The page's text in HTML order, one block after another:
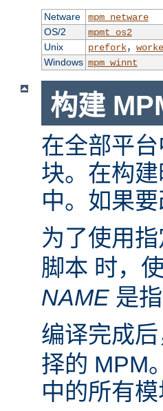
Netware
mpm_netware
OS/2
mpmt_os2
Unix
prefork，
Windows mpm_winnt
构建
在全部平
块。在构
中。如果
为了使用
脚本 时，
NAME 是
编译完成
择的 MPM
中的所有